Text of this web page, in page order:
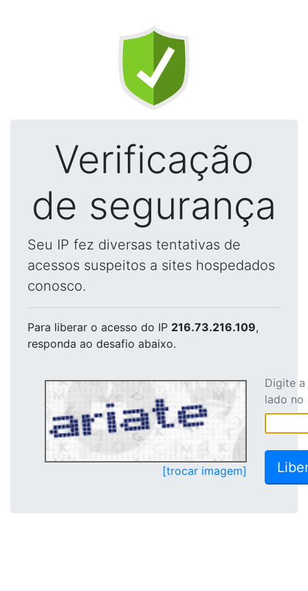
Verificação
de segurança
Seu IP fez diversas tentativas de
acessos suspeitos a sites hospedados
conosco.
Para liberar o acesso do IP 216.73.216.109,
responda ao desafio abaixo.
[trocar imagem]
Digite
lado no